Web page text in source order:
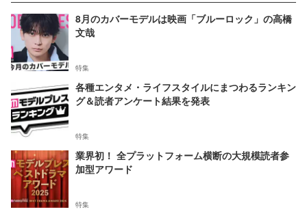
8月のカバーモデルは映画「ブルーロック」の高橋
文哉
特集
各種エンタメ・ライフスタイルにまつわるランキン
グ＆読者アンケート結果を発表
特集
業界初！ 全プラットフォーム横断の大規模読者参
加型アワード
特集